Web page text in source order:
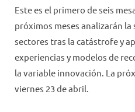
Este es el primero de seis
próximos meses analizarán
sectores tras la catástrofe y
experiencias y modelos de
la variable innovación. La
viernes 23 de abril.